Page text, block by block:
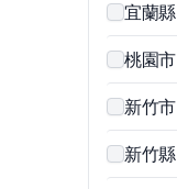
宜蘭縣
桃園市
新竹市
新竹縣